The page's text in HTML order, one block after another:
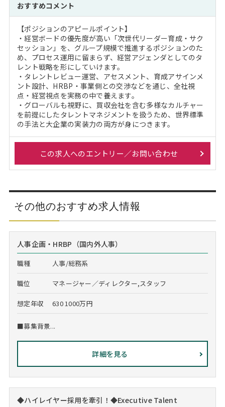
おすすめコメント
【ポジションのアピールポイント】
・経営ボードの優先度が高い「次世代リーダー育成・サク
セッション」を、グループ規模で推進するポジションのた
め、プロセス運用に留まらず、経営アジェンダとしてのタ
レント戦略を形にしていけます。
・タレントレビュー運営、アセスメント、育成アサインメ
ント設計、HRBP・事業側との交渉などを通じ、全社視
点・経営視点を実務の中で養えます。
・グローバルも視野に、買収会社を含む多様なカルチャー
を前提にしたタレントマネジメントを扱うため、世界標準
の手法と大企業の実装力の両方が身につきます。
この求人へのエントリー／お問い合わせ
その他のおすすめ求人情報
人事企画・HRBP（国内外人事）
職種 人事/総務系
職位 マネージャー／ディレクター,スタッフ
想定年収 630 1000万円
■募集背景...
詳細を見る
◆ハイレイヤー採用を牽引！◆Executive Talent